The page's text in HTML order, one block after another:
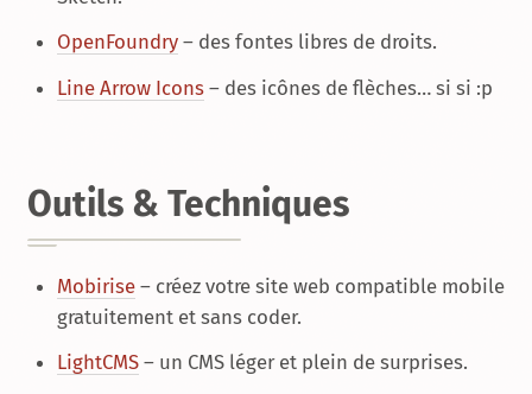
OpenFoundry – des fontes libres de droits.
Line Arrow Icons – des icônes de flèches… si si :p
Outils & Techniques
Mobirise – créez votre site web compatible mobile
gratuitement et sans coder.
LightCMS – un CMS léger et plein de surprises.